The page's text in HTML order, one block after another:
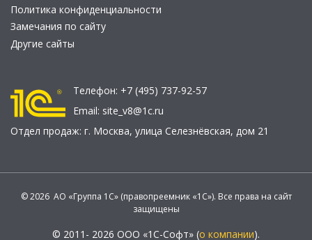
Политика конфиденциальности
Замечания по сайту
Другие сайты
Телефон: +7 (495) 737-92-57
Email: site_v8@1c.ru
Отдел продаж: г. Москва, улица Селезнёвская, дом 21
© 2026 АО «Группа 1С» (правопреемник «1С»). Все права на сайт
защищены
© 2011- 2026 ООО «1С-Софт» (о компании).